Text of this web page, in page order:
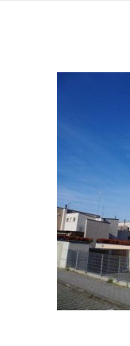
NEWS